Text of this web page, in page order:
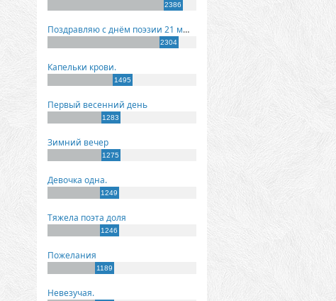
2386
Поздравляю с днём поэзии 21 марта!
2304
Капельки крови.
1495
Первый весенний день
1283
Зимний вечер
1275
Девочка одна.
1249
Тяжела поэта доля
1246
Пожелания
1189
Невезучая.